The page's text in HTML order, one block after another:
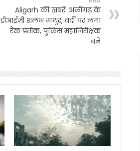
Aligarh की खबरें: अलीगढ़ के
डीआईजी शलभ माथुर, वर्दी पर लगा
रैंक प्रतीक, पुलिस महानिरीक्षक
बने